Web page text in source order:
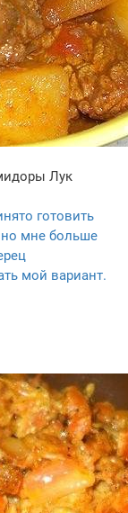
Лук
готовить
но мне больше
мой вариант.